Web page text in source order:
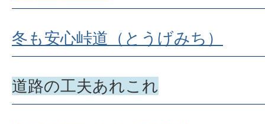
冬も安心峠道（とうげみち）
道路の工夫あれこれ